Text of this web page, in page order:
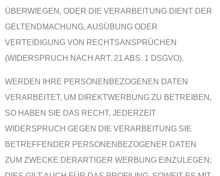
ÜBERWIEGEN, ODER DIE VERARBEITUNG DIENT DER
GELTENDMACHUNG, AUSÜBUNG ODER
VERTEIDIGUNG VON RECHTSANSPRÜCHEN
(WIDERSPRUCH NACH ART. 21 ABS. 1 DSGVO).
WERDEN IHRE PERSONENBEZOGENEN DATEN
VERARBEITET, UM DIREKTWERBUNG ZU BETREIBEN,
SO HABEN SIE DAS RECHT, JEDERZEIT
WIDERSPRUCH GEGEN DIE VERARBEITUNG SIE
BETREFFENDER PERSONENBEZOGENER DATEN
ZUM ZWECKE DERARTIGER WERBUNG EINZULEGEN;